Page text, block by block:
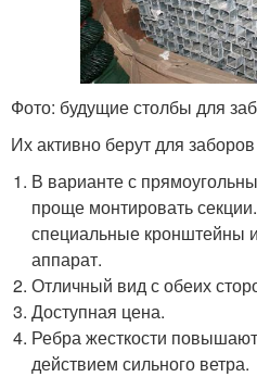
Фото: будущие столбы для
Их активно берут для
В варианте с
проще монтировать
специальные кронштейны
аппарат.
Отличный вид с обеих
Доступная цена.
Ребра жесткости
действием сильного ветра.